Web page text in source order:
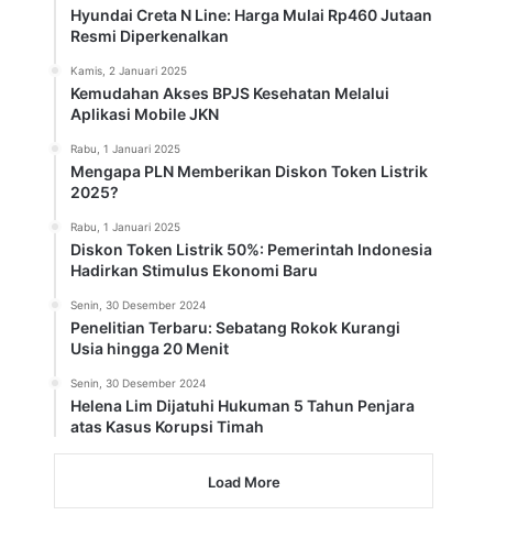
Hyundai Creta N Line: Harga Mulai Rp460 Jutaan
Resmi Diperkenalkan
Kamis, 2 Januari 2025
Kemudahan Akses BPJS Kesehatan Melalui
Aplikasi Mobile JKN
Rabu, 1 Januari 2025
Mengapa PLN Memberikan Diskon Token Listrik
2025?
Rabu, 1 Januari 2025
Diskon Token Listrik 50%: Pemerintah Indonesia
Hadirkan Stimulus Ekonomi Baru
Senin, 30 Desember 2024
Penelitian Terbaru: Sebatang Rokok Kurangi
Usia hingga 20 Menit
Senin, 30 Desember 2024
Helena Lim Dijatuhi Hukuman 5 Tahun Penjara
atas Kasus Korupsi Timah
Load More